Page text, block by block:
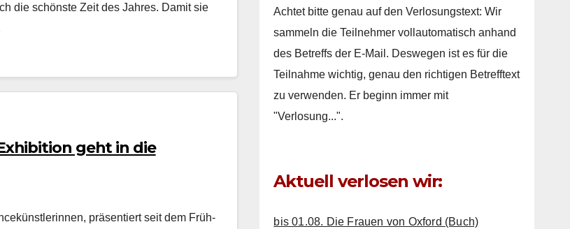
die schön­ste Zeit des Jahres. Damit sie
geht in die
präsen­tiert seit dem Früh­
Achtet bitte genau auf den Verlosungstext: Wir
sammeln die Teilnehmer vollautomatisch anhand
des Betreffs der E-Mail. Deswegen ist es für die
Teilnahme wichtig, genau den richtigen Betrefftext
zu verwenden. Er beginn immer mit
"Verlosung...".
Aktuell verlosen wir:
bis 01.08. Die Frauen von Oxford (Buch)